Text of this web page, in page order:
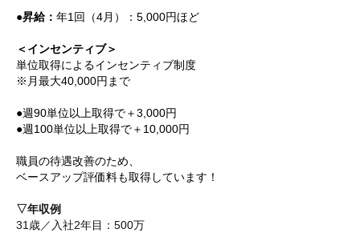
●昇給： 年1回（4月）：5,000円ほど
＜インセンティブ＞
単位取得によるインセンティブ制度
※月最大40,000円まで
●週90単位以上取得で＋3,000円
●週100単位以上取得で＋10,000円
職員の待遇改善のため、
ベースアップ評価料も取得しています！
▽年収例
31歳／入社2年目：500万